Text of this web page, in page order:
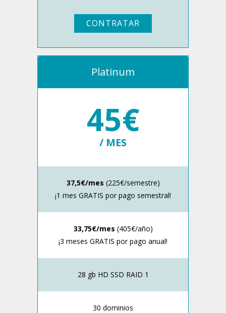
CONTRATAR
Platinum
45€
/ MES
37,5€/mes (225€/semestre)
¡1 mes GRATIS por pago semestral!
33,75€/mes (405€/año)
¡3 meses GRATIS por pago anual!
28 gb HD SSD RAID 1
30 dominios